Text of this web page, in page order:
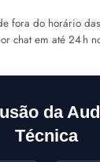
fora do horário
chat em até 24 h
da
Técnica